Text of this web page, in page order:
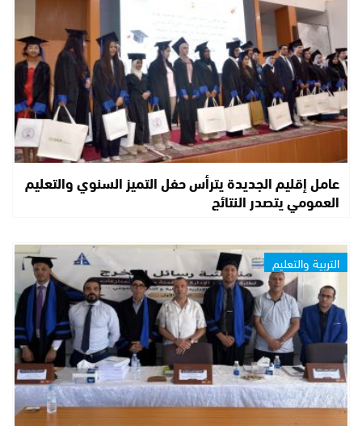
عامل إقليم الجديدة يترأس حفل التميز السنوي والتعليم
العمومي يتصدر النتائج
التربية والتعليم